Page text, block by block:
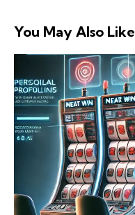
You May Also Like